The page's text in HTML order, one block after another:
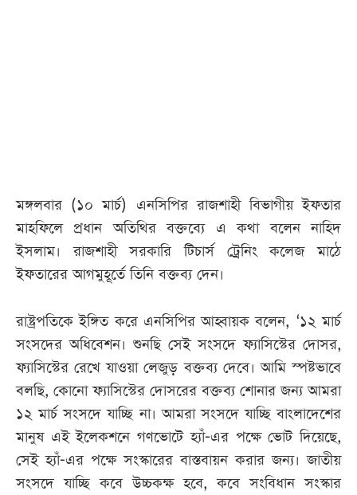
মঙ্গলবার (১০ মার্চ) এনসিপির রাজশাহী বিভাগীয় ইফতার
মাহফিলে প্রধান অতিথির বক্তব্যে এ কথা বলেন নাহিদ
ইসলাম। রাজশাহী সরকারি টিচার্স ট্রেনিং কলেজ মাঠে
ইফতারের আগমুহূর্তে তিনি বক্তব্য দেন।
রাষ্ট্রপতিকে ইঙ্গিত করে এনসিপির আহ্বায়ক বলেন, ‘১২ মার্চ
সংসদের অধিবেশন। শুনছি সেই সংসদে ফ্যাসিস্টের দোসর,
ফ্যাসিস্টের রেখে যাওয়া লেজুড় বক্তব্য দেবে। আমি স্পষ্টভাবে
বলছি, কোনো ফ্যাসিস্টের দোসরের বক্তব্য শোনার জন্য আমরা
১২ মার্চ সংসদে যাচ্ছি না। আমরা সংসদে যাচ্ছি বাংলাদেশের
মানুষ এই ইলেকশনে গণভোটে হ্যাঁ-এর পক্ষে ভোট দিয়েছে,
সেই হ্যাঁ-এর পক্ষে সংস্কারের বাস্তবায়ন করার জন্য। জাতীয়
সংসদে যাচ্ছি কবে উচ্চকক্ষ হবে, কবে সংবিধান সংস্কার